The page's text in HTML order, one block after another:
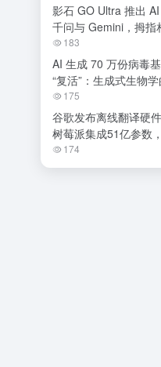
影石 GO Ultra 推出
千问与 Gemini，拇指
183
AI 生成 70 万份病毒
“复活”：生成式生物
175
谷歌发布离线翻译硬
树莓派集成51亿参数
交流
174